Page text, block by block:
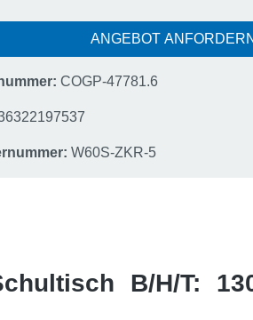
ANGEBOT ANFORDERN
COGP-47781.6
W60S-ZKR-5
B/H/T: